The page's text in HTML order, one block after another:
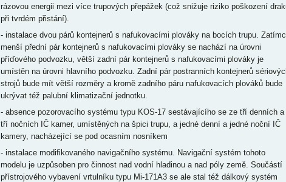
rázovou energii mezi více trupových přepážek (což snižuje riziko poškození
při tvrdém přistání).
- instalace dvou párů kontejnerů s nafukovacími plováky na bocích trupu.
menší přední pár kontejnerů s nafukovacími plováky se nachází na úrovni
příďového podvozku, větší zadní pár kontejnerů s nafukovacími plováky je
umístěn na úrovni hlavního podvozku. Zadní pár postranních kontejnerů
strojů bude mít větší rozměry a kromě zadního páru nafukovacích plováků bude
ukrývat též palubní klimatizační jednotku.
- absence pozorovacího systému typu KOS-17 sestávajícího se ze tří denních a
tří nočních IČ kamer, umístěných na špici trupu, a jedné denní a jedné noční IČ
kamery, nacházející se pod ocasním nosníkem
- instalace modifikovaného navigačního systému. Navigační systém tohoto
modelu je uzpůsoben pro činnost nad vodní hladinou a nad póly země. Součástí
přístrojového vybavení vrtulníku typu Mi-171A3 se ale stal též dálkový systém